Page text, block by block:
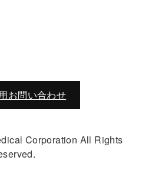
お問い合わせ
Corporation All Rights